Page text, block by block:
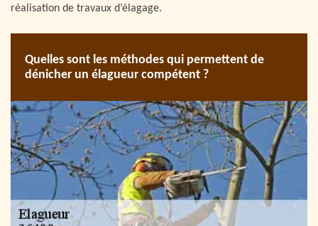
réalisation de travaux d’élagage.
Quelles sont les méthodes qui permettent de
dénicher un élagueur compétent ?